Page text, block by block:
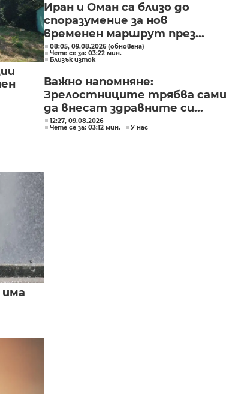
Иран и Оман са близо до
споразумение за нов
временен маршрут през...
08:05, 09.08.2026 (обновена)
Чете се за: 03:22 мин.
Близък изток
Важно напомняне:
Зрелостниците трябва сами
да внесат здравните си...
12:27, 09.08.2026
Чете се за: 03:12 мин.
У нас